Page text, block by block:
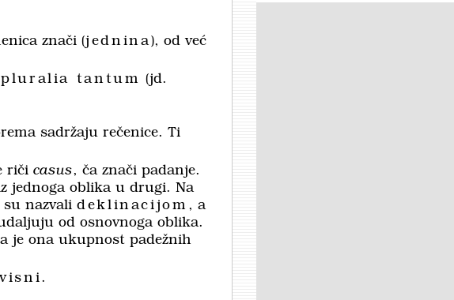
znači (jednina), od već
pluralia tantum (jd.
sadržaju rečenice. Ti
riči casus, ča znači padanje.
jednoga oblika u drugi. Na
nazvali deklinacijom , a
od osnovnoga oblika.
je ona ukupnost padežnih
.